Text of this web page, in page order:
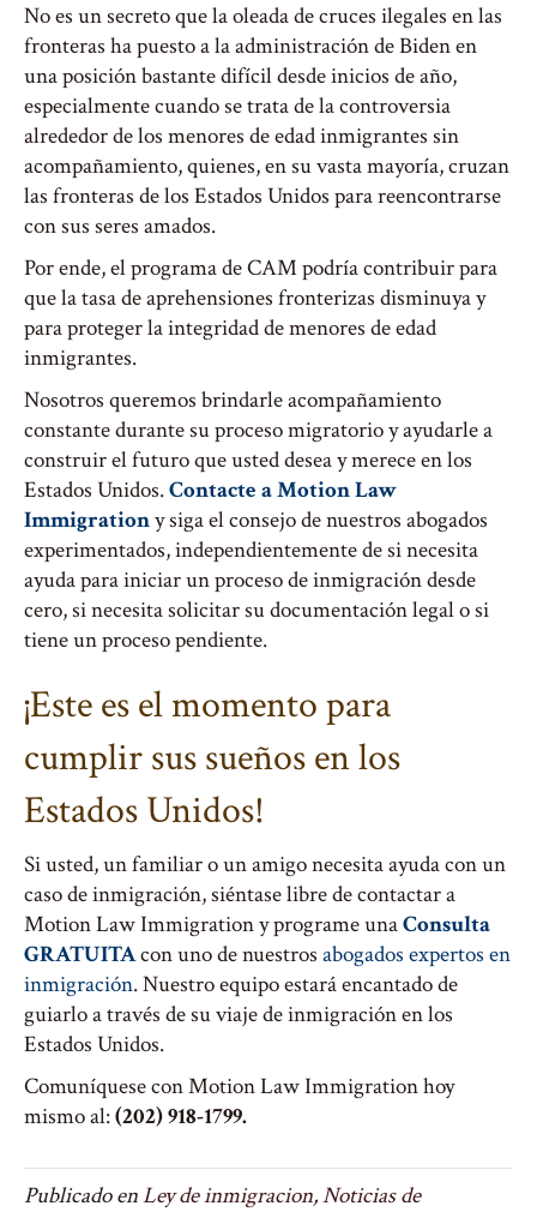
No es un secreto que la oleada de cruces ilegales en las
fronteras ha puesto a la administración de Biden en
una posición bastante difícil desde inicios de año,
especialmente cuando se trata de la controversia
alrededor de los menores de edad inmigrantes sin
acompañamiento, quienes, en su vasta mayoría, cruzan
las fronteras de los Estados Unidos para reencontrarse
con sus seres amados.
Por ende, el programa de CAM podría contribuir para
que la tasa de aprehensiones fronterizas disminuya y
para proteger la integridad de menores de edad
inmigrantes.
Nosotros queremos brindarle acompañamiento
constante durante su proceso migratorio y ayudarle a
construir el futuro que usted desea y merece en los
Estados Unidos.Contacte a Motion Law
Immigrationy siga el consejo de nuestros abogados
experimentados, independientemente de si necesita
ayuda para iniciar un proceso de inmigración desde
cero, si necesita solicitar su documentación legal o si
tiene un proceso pendiente.
¡Este es el momento para
cumplir sus sueños en los
Estados Unidos!
Si usted, un familiar o un amigo necesita ayuda con un
caso de inmigración, siéntase libre de contactar a
Motion Law Immigration y programe unaConsulta
GRATUITAcon uno de nuestros abogados expertos en
inmigración. Nuestro equipo estará encantado de
guiarlo a través de su viaje de inmigración en los
Estados Unidos.
Comuníquese con Motion Law Immigration hoy
mismo al:(202) 918-1799.
Publicado enLey de inmigracion,Noticias de